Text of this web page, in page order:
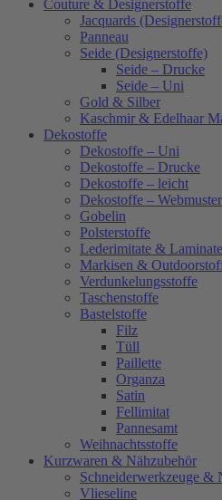
Couture & Designerstoffe
Jacquards
Panneau
Seide (Designerstoffe)
Seide – Drucke
Seide – Uni
Gold & Silber
Kaschmir & Edelhaar
Dekostoffe
Dekostoffe – Uni
Dekostoffe – Drucke
Dekostoffe – leicht
Dekostoffe – Webmuster
Gobelin
Polsterstoffe
Lederimitate & Laminate
Markisen &
Verdunkelungsstoffe
Taschenstoffe
Bastelstoffe
Filz
Tüll
Paillette
Organza
Satin
Fellimitat
Pannesamt
Weihnachtsstoffe
Kurzwaren & Nähzubehör
Schneiderwerkzeuge &
Vlieseline